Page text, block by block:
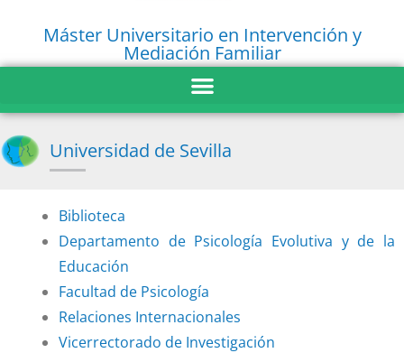
Máster Universitario en Intervención y
Mediación Familiar
Universidad de Sevilla
Biblioteca
Departamento de Psicología Evolutiva y de la
Educación
Facultad de Psicología
Relaciones Internacionales
Vicerrectorado de Investigación